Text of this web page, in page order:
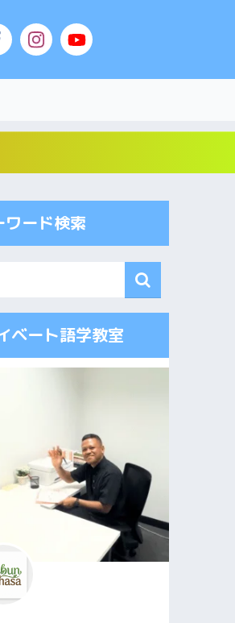
ド検索
ベート語学教室